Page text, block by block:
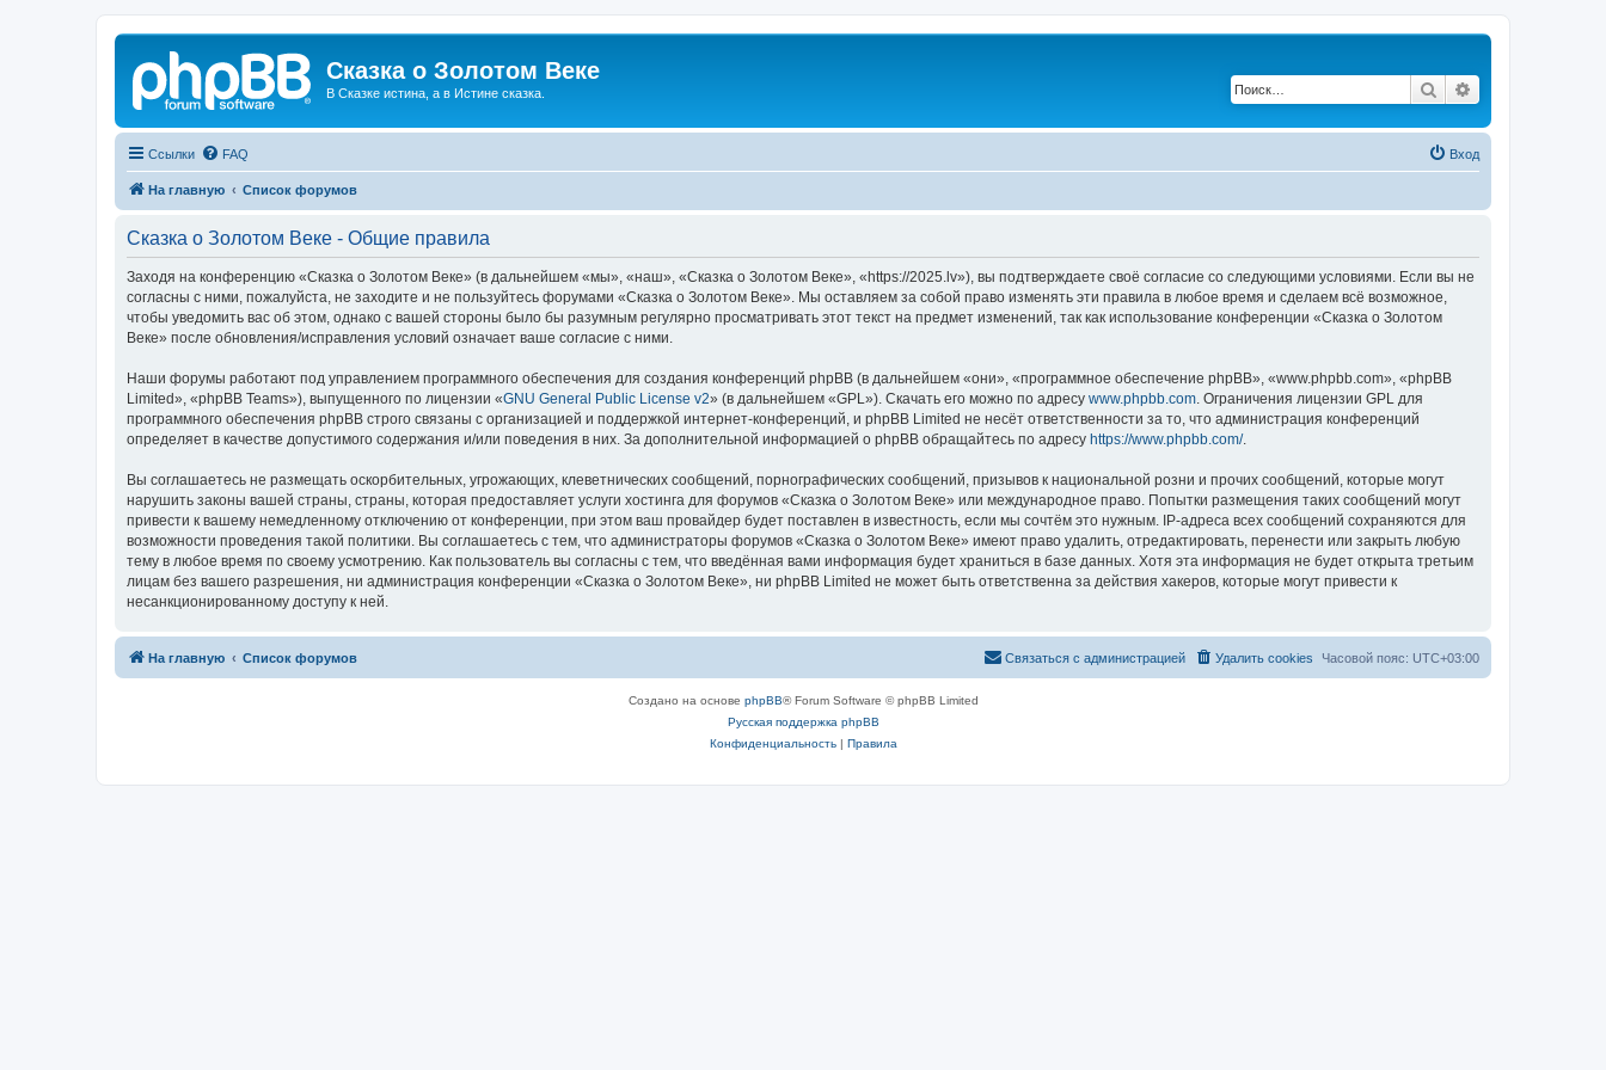
Сказка о Золотом Веке
В Сказке истина, а в Истине сказка. Поиск
Ссылки FAQ Вход
На главную Список форумов
Сказка о Золотом Веке - Общие правила
Заходя на конференцию «Сказка о Золотом Веке» (в дальнейшем «мы», «наш», «Сказка о Золотом Веке», «https://2025.lv»), вы подтверждаете своё согласие со следующими условиями. Если вы не
согласны с ними, пожалуйста, не заходите и не пользуйтесь форумами «Сказка о Золотом Веке». Мы оставляем за собой право изменять эти правила в любое время и сделаем всё возможное,
чтобы уведомить вас об этом, однако с вашей стороны было бы разумным регулярно просматривать этот текст на предмет изменений, так как использование конференции «Сказка о Золотом
Веке» после обновления/исправления условий означает ваше согласие с ними.
Наши форумы работают под управлением программного обеспечения для создания конференций phpBB (в дальнейшем «они», «программное обеспечение phpBB», «www.phpbb.com», «phpBB
Limited», «phpBB Teams»), выпущенного по лицензии «GNU General Public License v2» (в дальнейшем «GPL»). Скачать его можно по адресу www.phpbb.com . Ограничения лицензии GPL для
программного обеспечения phpBB строго связаны с организацией и поддержкой интернет-конференций, и phpBB Limited не несёт ответственности за то, что администрация конференций
определяет в качестве допустимого содержания и/или поведения в них. За дополнительной информацией о phpBB обращайтесь по адресу https://www.phpbb.com/.
Вы соглашаетесь не размещать оскорбительных, угрожающих, клеветнических сообщений, порнографических сообщений, призывов к национальной розни и прочих сообщений, которые могут
нарушить законы вашей страны, страны, которая предоставляет услуги хостинга для форумов «Сказка о Золотом Веке» или международное право. Попытки размещения таких сообщений могут
привести к вашему немедленному отключению от конференции, при этом ваш провайдер будет поставлен в известность, если мы сочтём это нужным. IP-адреса всех сообщений сохраняются для
возможности проведения такой политики. Вы соглашаетесь с тем, что администраторы форумов «Сказка о Золотом Веке» имеют право удалить, отредактировать, перенести или закрыть любую
тему в любое время по своему усмотрению. Как пользователь вы согласны с тем, что введённая вами информация будет храниться в базе данных. Хотя эта информация не будет открыта третьим
лицам без вашего разрешения, ни администрация конференции «Сказка о Золотом Веке», ни phpBB Limited не может быть ответственна за действия хакеров, которые могут привести к
несанкционированному доступу к ней.
На главную Список форумов Часовой пояс: UTC+03:00
Удалить cookies
Связаться с администрацией
Создано на основе phpBB® Forum Software © phpBB Limited
Русская поддержка phpBB
Конфиденциальность| Правила